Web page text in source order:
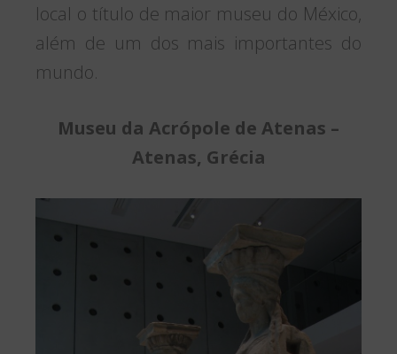
local o título de maior museu do México,
além de um dos mais importantes do
mundo.
Museu da Acrópole de Atenas –
Atenas, Grécia